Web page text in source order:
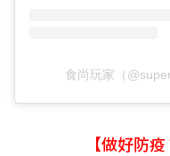
食尚玩家（
【做好防